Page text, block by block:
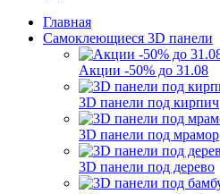
Главная
Самоклеющиеся 3D панели
Акции -50% до 31.08
3D панели под кирпич
3D панели под мрамор
3D панели под дерево